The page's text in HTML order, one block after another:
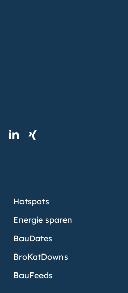
Hotspots
Energie sparen
BauDates
BroKatDowns
BauFeeds